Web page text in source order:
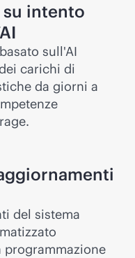
intento
basato sull'AI
carichi di
da giorni a
del sistema
programmazione